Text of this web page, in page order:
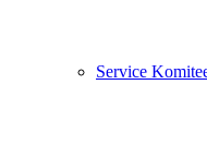
Service